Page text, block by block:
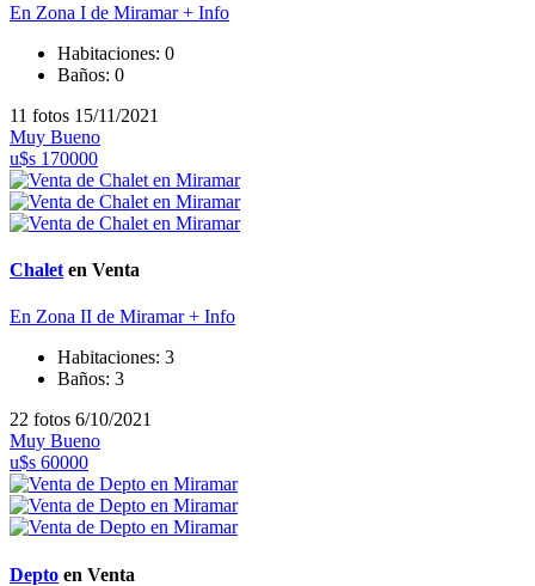
En Zona I de Miramar+ Info
Habitaciones: 0
Baños: 0
11 fotos 15/11/2021
Muy Bueno
u$s 170000
Chalet en Venta
En Zona II de Miramar+ Info
Habitaciones: 3
Baños: 3
22 fotos 6/10/2021
Muy Bueno
u$s 60000
Depto en Venta